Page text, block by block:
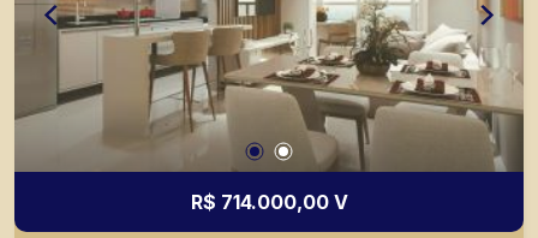
R$ 714.000,00 V